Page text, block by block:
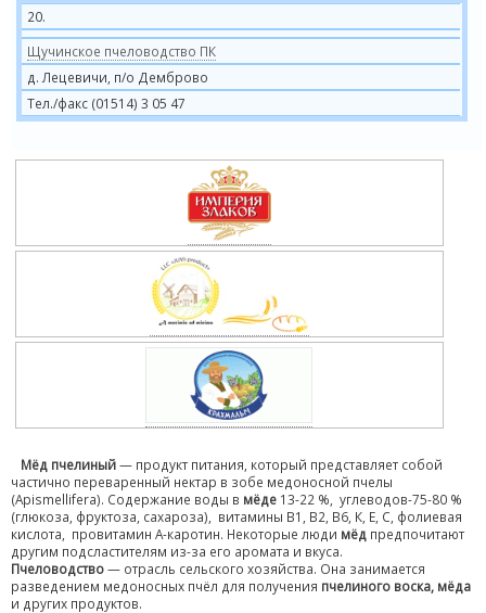
20.
Щучинское пчеловодство ПК
д. Лецевичи, п/о Демброво
Тел./факс (01514) 3 05 47
Мёд пчелиный— продукт питания, который представляет собой
частично переваренный нектар в зобе медоносной пчелы
(Apismellifera). Содержание воды в мёде 13-22 %, углеводов-75-80 %
(глюкоза, фруктоза, сахароза), витамины В1, В2, В6, К, Е, С, фолиевая
кислота, провитамин А-каротин. Некоторые люди мёд предпочитают
другим подсластителям из-за его аромата и вкуса.
Пчеловодство— отрасль сельского хозяйства. Она занимается
разведением медоносных пчёл для получения пчелиного воска, мёда
и других продуктов.